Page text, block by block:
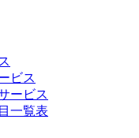
ビス
ービス
一覧表